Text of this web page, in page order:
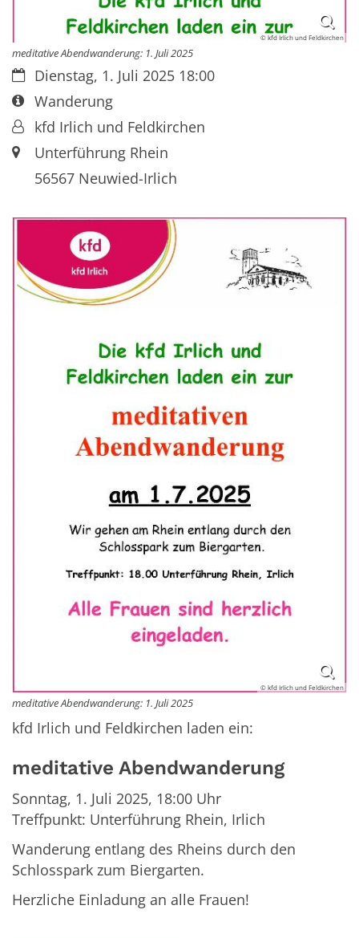
© kfd Irlich und Feldkirchen
meditative Abendwanderung: 1. Juli 2025
Datum:Dienstag, 1. Juli 2025 18:00
Art bzw. Nummer:
Wanderung
Von:kfd Irlich und Feldkirchen
Ort:Unterführung Rhein
56567 Neuwied-Irlich
© kfd Irlich und Feldkirchen
meditative Abendwanderung: 1. Juli 2025
kfd Irlich und Feldkirchen laden ein:
meditative Abendwanderung
Sonntag, 1. Juli 2025, 18:00 Uhr
Treffpunkt: Unterführung Rhein, Irlich
Wanderung entlang des Rheins durch den
Schlosspark zum Biergarten.
Herzliche Einladung an alle Frauen!